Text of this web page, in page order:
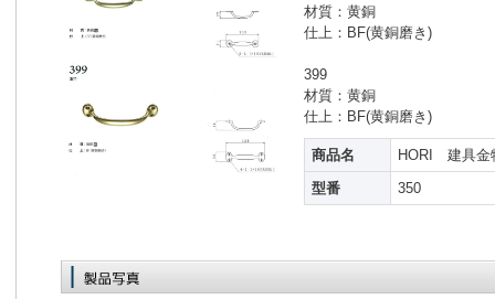
材質：黄銅
仕上：BF(黄銅磨き)
399
材質：黄銅
仕上：BF(黄銅磨き)
商品名
HORI 建具
型番
350